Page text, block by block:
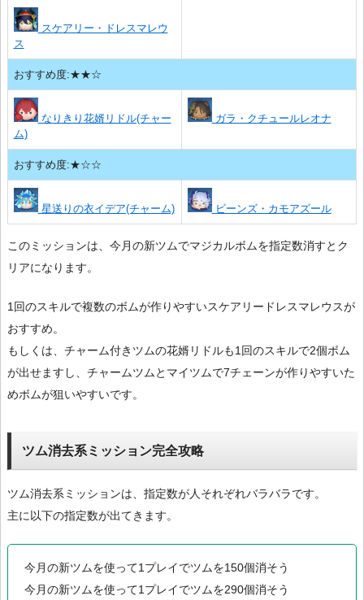
スケアリー・ドレスマレウ
ス
おすすめ度:★★☆
なりきり花婿リドル(チャー
ム)
ガラ・クチュールレオナ
おすすめ度:★☆☆
星送りの衣イデア(チャーム) ビーンズ・カモアズール
このミッションは、今月の新ツムでマジカルボムを指定数消すとク
リアになります。
1回のスキルで複数のボムが作りやすいスケアリードレスマレウスが
おすすめ。
もしくは、チャーム付きツムの花婿リドルも1回のスキルで2個ボム
が出せますし、チャームツムとマイツムで7チェーンが作りやすいた
めボムが狙いやすいです。
ツム消去系ミッション完全攻略
ツム消去系ミッションは、指定数が人それぞれバラバラです。
主に以下の指定数が出てきます。
今月の新ツムを使って1プレイでツムを150個消そう
今月の新ツムを使って1プレイでツムを290個消そう